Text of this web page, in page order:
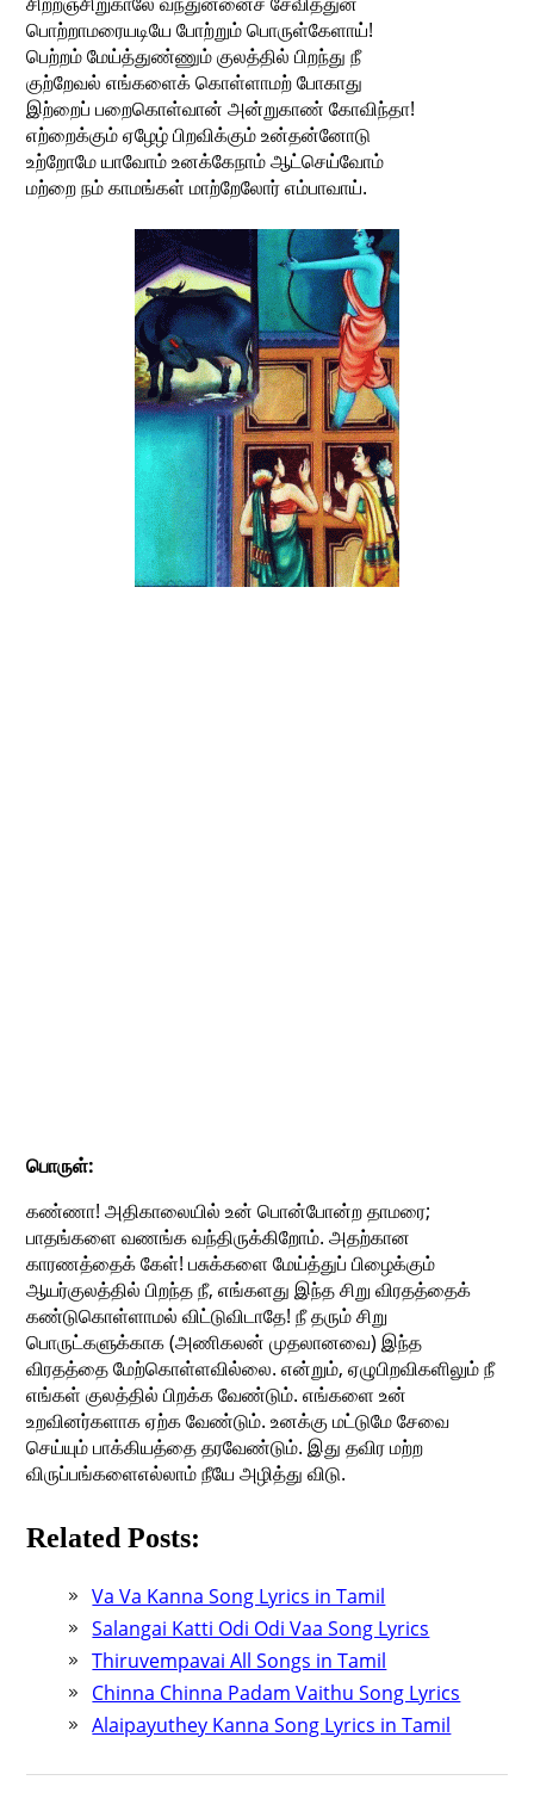
பொற்றாமரையடியே போற்றும் பொருள்கேளாய்!
பெற்றம் மேய்த்துண்ணும் குலத்தில் பிறந்து நீ
குற்றேவல் எங்களைக் கொள்ளாமற் போகாது
இற்றைப் பறைகொள்வான் அன்றுகாண் கோவிந்தா!
எற்றைக்கும் ஏழேழ் பிறவிக்கும் உன்தன்னோடு
உற்றோமே யாவோம் உனக்கேநாம் ஆட்செய்வோம்
மற்றை நம் காமங்கள் மாற்றேலோர் எம்பாவாய்.
பொருள்:
கண்ணா! அதிகாலையில் உன் பொன்போன்ற தாமரை;
பாதங்களை வணங்க வந்திருக்கிறோம். அதற்கான
காரணத்தைக் கேள்! பசுக்களை மேய்த்துப் பிழைக்கும்
ஆயர்குலத்தில் பிறந்த நீ, எங்களது இந்த சிறு விரதத்தைக்
கண்டுகொள்ளாமல் விட்டுவிடாதே! நீ தரும் சிறு
பொருட்களுக்காக (அணிகலன் முதலானவை) இந்த
விரதத்தை மேற்கொள்ளவில்லை. என்றும், ஏழுபிறவிகளிலும் நீ
எங்கள் குலத்தில் பிறக்க வேண்டும். எங்களை உன்
உறவினர்களாக ஏற்க வேண்டும். உனக்கு மட்டுமே சேவை
செய்யும் பாக்கியத்தை தரவேண்டும். இது தவிர மற்ற
விருப்பங்களைஎல்லாம் நீயே அழித்து விடு.
Related Posts:
Va Va Kanna Song Lyrics in Tamil
Salangai Katti Odi Odi Vaa Song Lyrics
Thiruvempavai All Songs in Tamil
Chinna Chinna Padam Vaithu Song Lyrics
Alaipayuthey Kanna Song Lyrics in Tamil